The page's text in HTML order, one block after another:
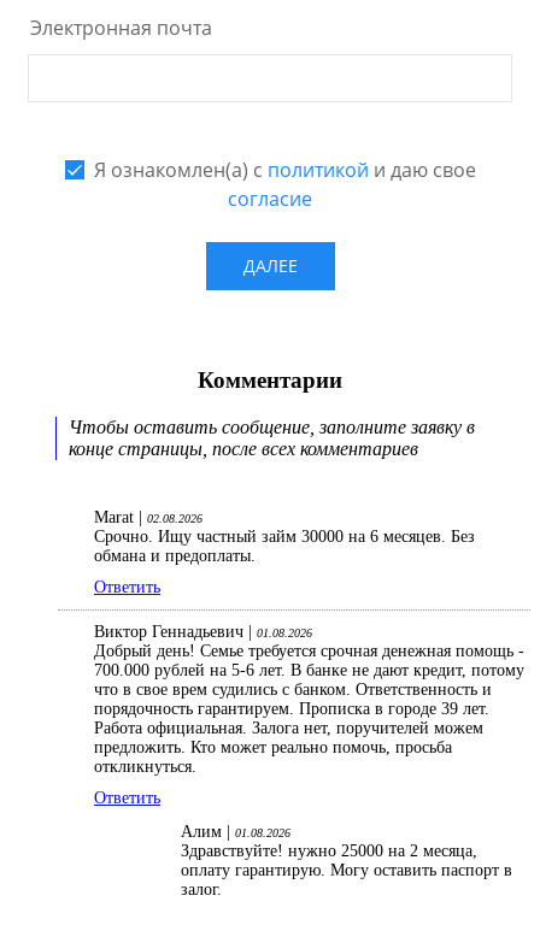
Комментарии
Чтобы оставить сообщение, заполните заявку в
конце страницы, после всех комментариев
Marat | 02.08.2026
Срочно. Ищу частный займ 30000 на 6 месяцев. Без
обмана и предоплаты.
Ответить
Виктор Геннадьевич | 01.08.2026
Добрый день! Семье требуется срочная денежная помощь -
700.000 рублей на 5-6 лет. В банке не дают кредит, потому
что в свое врем судились с банком. Ответственность и
порядочность гарантируем. Прописка в городе 39 лет.
Работа официальная. Залога нет, поручителей можем
предложить. Кто может реально помочь, просьба
откликнуться.
Ответить
Алим |
01.08.2026
Здравствуйте! нужно 25000 на 2 месяца,
оплату гарантирую. Могу оставить паспорт в
залог.